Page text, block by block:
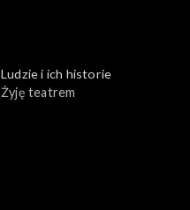
Ludzie i ich historie
Żyję teatrem